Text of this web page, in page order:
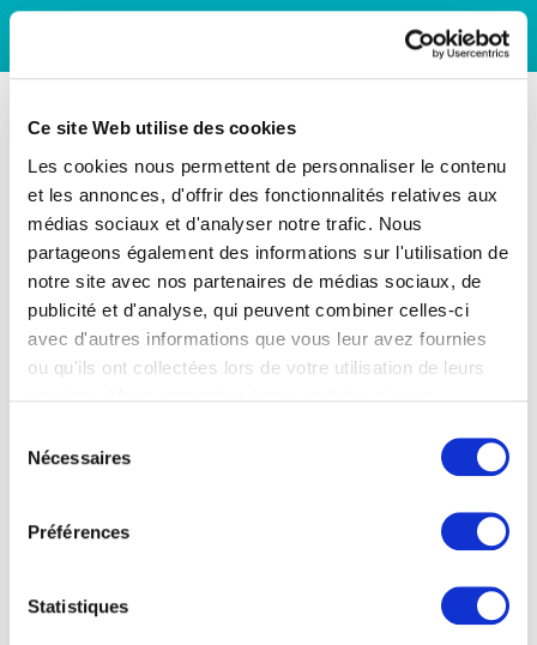
Ce site Web utilise des cookies
Les cookies nous permettent de personnaliser le contenu
et les annonces, d'offrir des fonctionnalités relatives aux
médias sociaux et d'analyser notre trafic. Nous
partageons également des informations sur l'utilisation de
notre site avec nos partenaires de médias sociaux, de
publicité et d'analyse, qui peuvent combiner celles-ci
avec d'autres informations que vous leur avez fournies
ou qu'ils ont collectées lors de votre utilisation de leurs
Nécessaires
Préférences
Statistiques